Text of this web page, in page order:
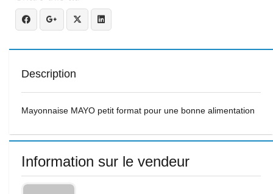
Description
Mayonnaise MAYO petit format pour une bonne alimentation
Information sur le vendeur